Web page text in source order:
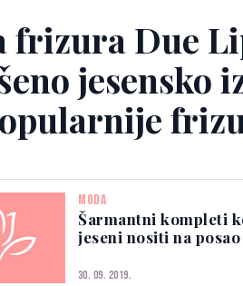
frizura Due
jesensko
MODA
Šarmantni kompleti
jeseni nositi na posao
30. 09. 2019.